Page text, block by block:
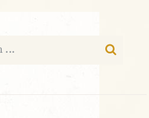
@JAZZINO